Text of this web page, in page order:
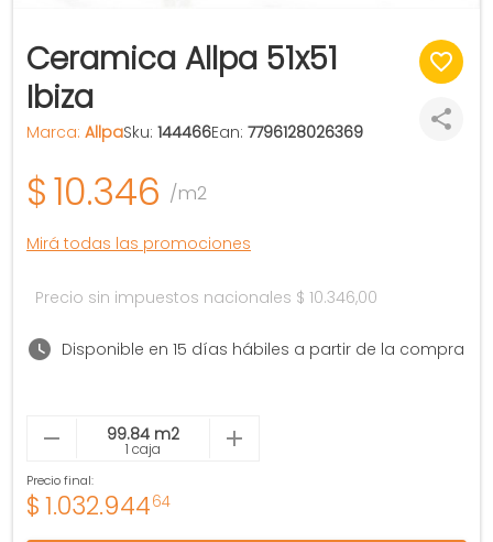
Ceramica Allpa 51x51
Ibiza
Marca: AllpaSku: 144466Ean: 7796128026369
$10.346 /m2
Mirá todas las promociones
Precio sin impuestos nacionales $ 10.346,00
Disponible en 15 días hábiles a partir de la compra
1 caja
Precio final:
$1.032.94464